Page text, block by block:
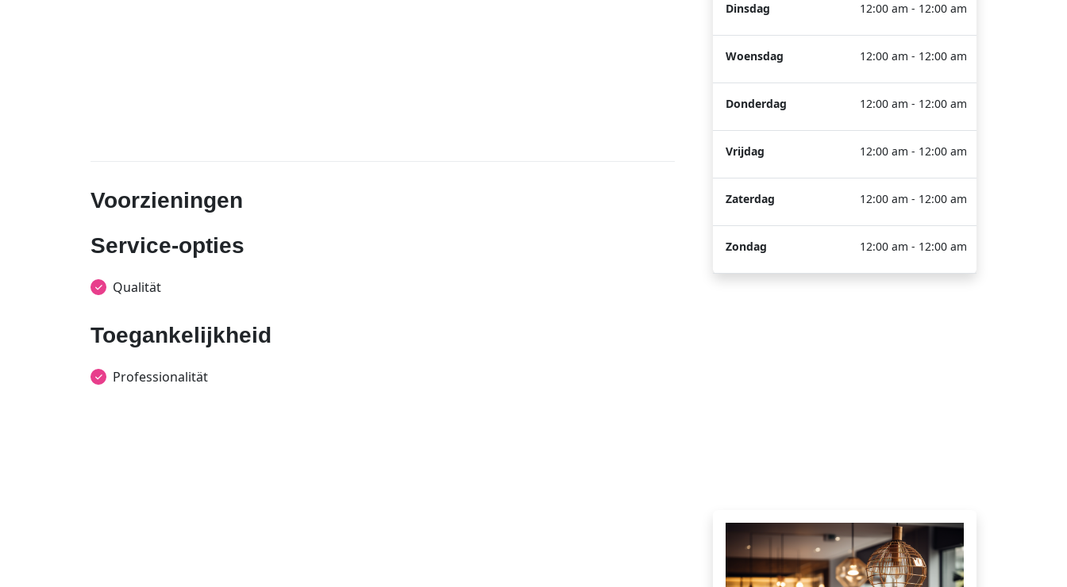
Voorzieningen
Service-opties
Qualität
Toegankelijkheid
Professionalität
Dinsdag 12:00 am - 12:00 am
Woensdag 12:00 am - 12:00 am
Donderdag 12:00 am - 12:00 am
Vrijdag 12:00 am - 12:00 am
Zaterdag 12:00 am - 12:00 am
Zondag 12:00 am - 12:00 am